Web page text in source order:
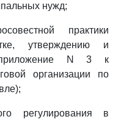
нужд;
практики
утверждению и
N 3 к
организации по
регулирования в